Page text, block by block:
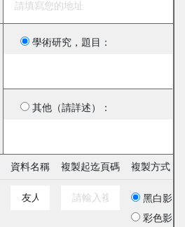
學術研究，題目：
其他（請詳述）：
資料名稱 複製起迄頁碼 複製方式
黑白影印
彩色影印